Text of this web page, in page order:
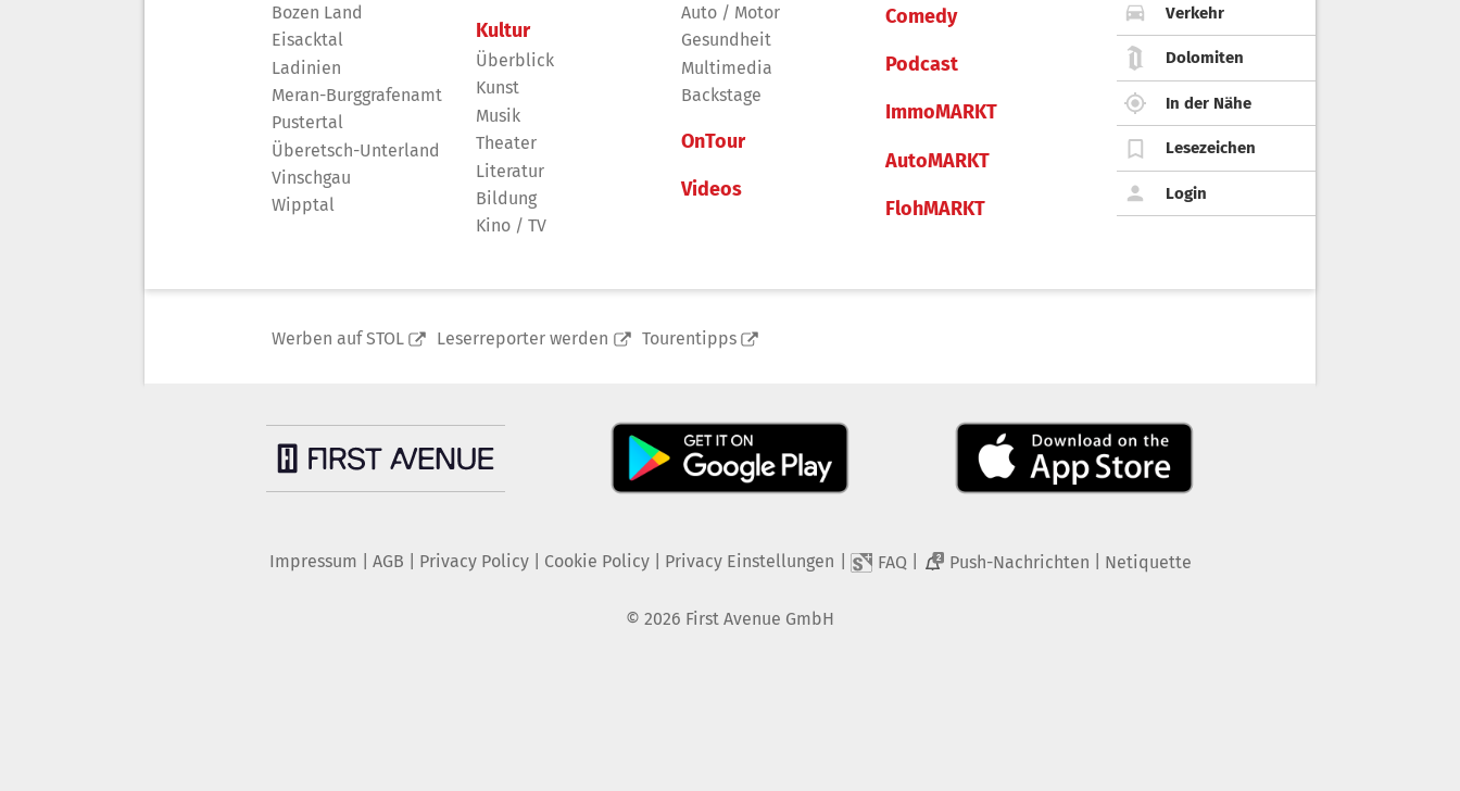
Bozen Land
Eisacktal
Ladinien
Meran-Burggrafenamt
Pustertal
Überetsch-Unterland
Vinschgau
Wipptal
Kultur
Überblick
Kunst
Musik
Theater
Literatur
Bildung
Kino / TV
Auto / Motor
Gesundheit
Multimedia
Backstage
OnTour
Videos
Comedy
Podcast
ImmoMARKT
AutoMARKT
FlohMARKT
Verkehr
Dolomiten
In der Nähe
Lesezeichen
Login
Werben auf STOL Leserreporter werden Tourentipps
Impressum AGB Privacy Policy| Cookie Policy| Privacy Einstellungen FAQ 2 Push-Nachrichten Netiquette
© 2026 First Avenue GmbH